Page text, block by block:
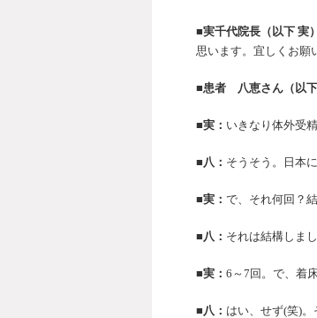
■実千代院長（以下 実
思います。宜しくお願
■患者 八恵さん（以下
■実： いきなり体外受
■八： そうそう。日本
■実： で、それ何回？
■八： それは結構しま
■実： 6～7回。で、着
■八： はい、せず(笑)。